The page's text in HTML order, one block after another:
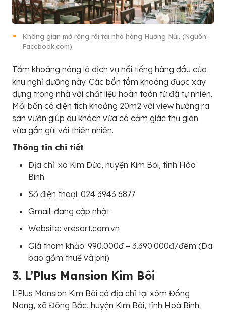
Không gian mở rộng rãi tại nhà hàng Hương Núi. (Nguồn:
Facebook.com)
Tắm khoáng nóng là dịch vụ nổi tiếng hàng đầu của
khu nghỉ dưỡng này. Các bồn tắm khoáng được xây
dựng trong nhà với chất liệu hoàn toàn từ đá tự nhiên.
Mỗi bồn có diện tích khoảng 20m2 với view hướng ra
sân vườn giúp du khách vừa có cảm giác thư giãn
vừa gần gũi với thiên nhiên.
Thông tin chi tiết
Địa chỉ: xã Kim Đức, huyện Kim Bôi, tỉnh Hòa
Bình.
Số điện thoại: 024 3943 6877
Gmail: đang cập nhật
Website: vresort.com.vn
Giá tham khảo: 990.000đ – 3.390.000đ/đêm (Đã
bao gồm thuế và phí)
3. L’Plus Mansion Kim Bôi
L’Plus Mansion Kim Bôi có địa chỉ tại xóm Đồng
Nang, xã Đông Bắc, huyện Kim Bôi, tỉnh Hoà Bình.